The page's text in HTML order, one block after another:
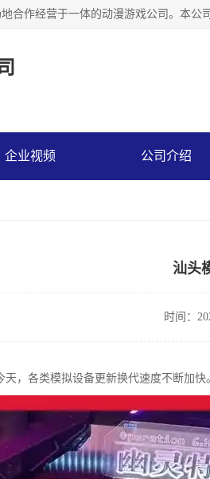
企业视频 公司介绍
汕头
时间：
，各类模拟设备更新换代速度不断加快